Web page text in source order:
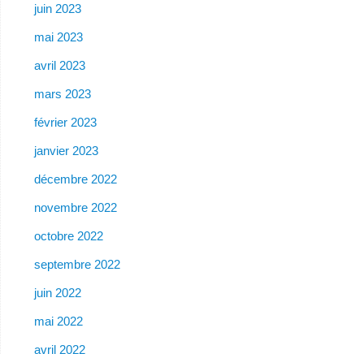
juin 2023
mai 2023
avril 2023
mars 2023
février 2023
janvier 2023
décembre 2022
novembre 2022
octobre 2022
septembre 2022
juin 2022
mai 2022
avril 2022